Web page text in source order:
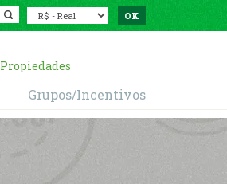
Propiedades
Grupos/Incentivos